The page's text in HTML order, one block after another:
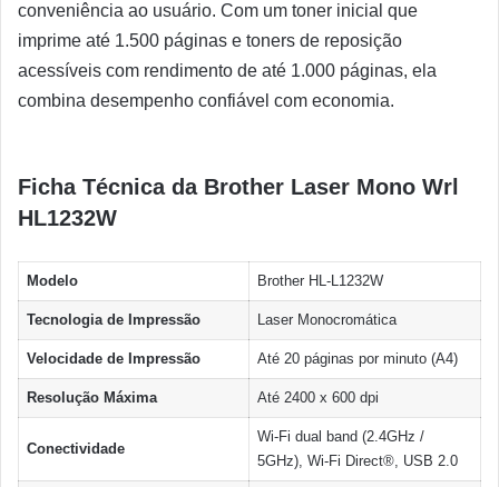
conveniência ao usuário. Com um toner inicial que
imprime até 1.500 páginas e toners de reposição
acessíveis com rendimento de até 1.000 páginas, ela
combina desempenho confiável com economia.
Ficha Técnica da Brother Laser Mono Wrl
HL1232W
Modelo Brother HL-L1232W
Tecnologia de Impressão Laser Monocromática
Velocidade de Impressão Até 20 páginas por minuto (A4)
Resolução Máxima Até 2400 x 600 dpi
Conectividade
Wi-Fi dual band (2.4GHz /
5GHz), Wi-Fi Direct®, USB 2.0